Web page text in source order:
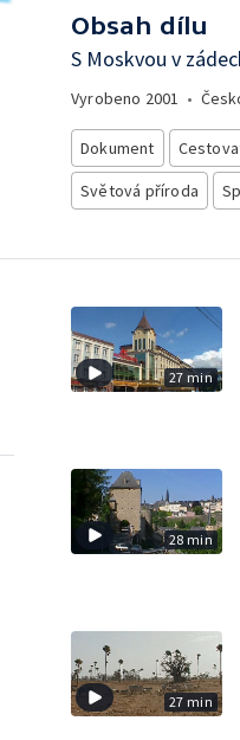
Obsah dílu
S Moskvou v
Vyrobeno 2001 •
Dokument
Světová příroda
27 min
28 min
27 min